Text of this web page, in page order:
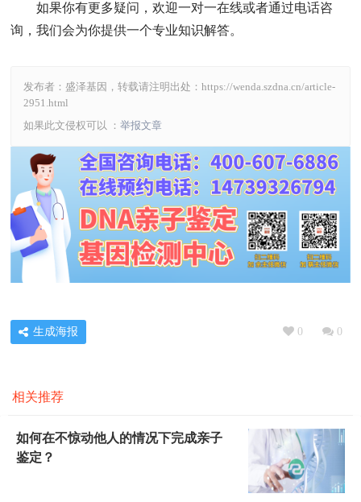
如果你有更多疑问，欢迎一对一在线或者通过电话咨
询，我们会为你提供一个专业知识解答。
发布者：盛泽基因，转载请注明出处： https://wenda.szdna.cn/article-
2951.html
如果此文侵权可以 ： 举报文章
0 0
生成海报
相关推荐
如何在不惊动他人的情况下完成亲子
鉴定？